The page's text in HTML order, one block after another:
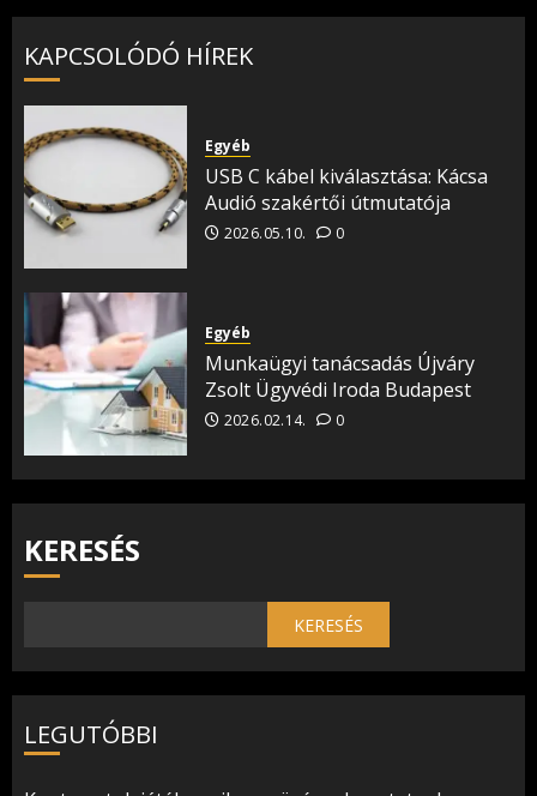
KAPCSOLÓDÓ HÍREK
Egyéb
USB C kábel kiválasztása: Kácsa
Audió szakértői útmutatója
2026.05.10. 0
Egyéb
Munkaügyi tanácsadás Újváry
Zsolt Ügyvédi Iroda Budapest
2026.02.14. 0
KERESÉS
KERESÉS
LEGUTÓBBI